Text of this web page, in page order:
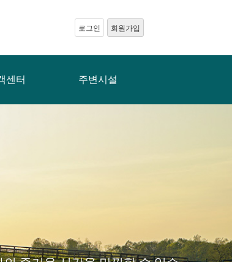
로그인 회원가입
센터 주변시설